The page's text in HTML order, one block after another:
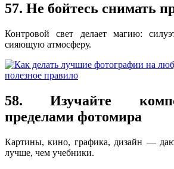
57. Не бойтесь снимать
Контровой свет делает магию:
сияющую атмосферу.
58. Изучайте
пределами фотомира
Картины, кино, графика, дизайн —
лучше, чем учебники.